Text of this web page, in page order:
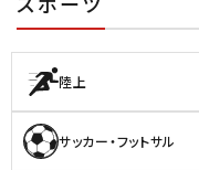
陸上
サッカー・フットサル